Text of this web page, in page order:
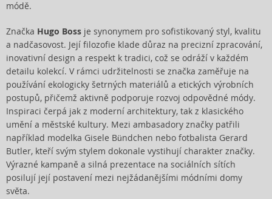
módě.
Značka Hugo Boss je synonymem pro sofistikovaný styl, kvalitu
a nadčasovost. Její filozofie klade důraz na precizní zpracování,
inovativní design a respekt k tradici, což se odráží v každém
detailu kolekcí. V rámci udržitelnosti se značka zaměřuje na
používání ekologicky šetrných materiálů a etických výrobních
postupů, přičemž aktivně podporuje rozvoj odpovědné módy.
Inspiraci čerpá jak z moderní architektury, tak z klasického
umění a městské kultury. Mezi ambasadory značky patřili
například modelka Gisele Bündchen nebo fotbalista Gerard
Butler, kteří svým stylem dokonale vystihují charakter značky.
Výrazné kampaně a silná prezentace na sociálních sítích
posilují její postavení mezi nejžádanějšími módními domy
světa.